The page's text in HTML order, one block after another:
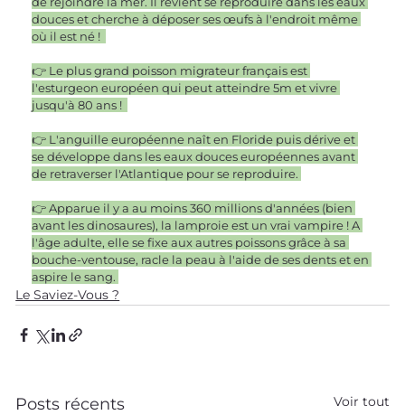
douces et cherche à déposer ses œufs à l'endroit même
où il est né !
👉 Le plus grand poisson migrateur français est
l'esturgeon européen qui peut atteindre 5m et vivre
jusqu'à 80 ans !
👉 L'anguille européenne naît en Floride puis dérive et
se développe dans les eaux douces européennes avant
de retraverser l'Atlantique pour se reproduire.
👉 Apparue il y a au moins 360 millions d'années (bien
avant les dinosaures), la lamproie est un vrai vampire ! A
l'âge adulte, elle se fixe aux autres poissons grâce à sa
bouche-ventouse, racle la peau à l'aide de ses dents et en
aspire le sang.
Le Saviez-Vous ?
Posts récents Voir tout